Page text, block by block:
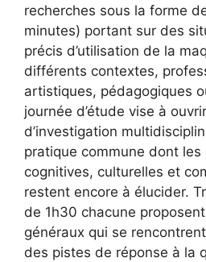
recherches sous la forme
minutes) portant sur des
précis d’utilisation de la
différents contextes,
artistiques, pédagogiques
journée d’étude vise à
d’investigation
pratique commune dont les
cognitives, culturelles et
restent encore à élucider.
de 1h30 chacune
généraux qui se
des pistes de réponse à la